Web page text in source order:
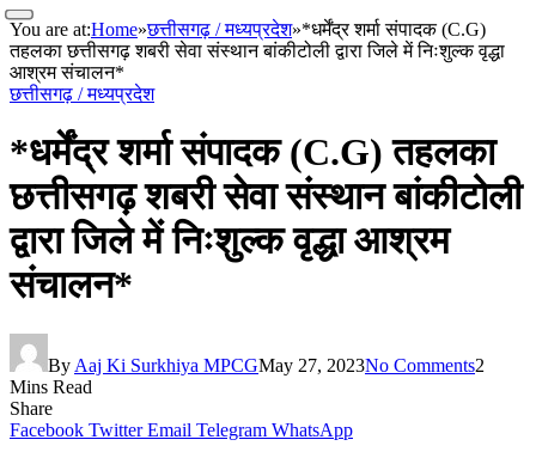
You are at:Home»छत्तीसगढ़ / मध्यप्रदेश»*धर्मेंद्र शर्मा संपादक (C.G)
तहलका छत्तीसगढ़ शबरी सेवा संस्थान बांकीटोली द्वारा जिले में निःशुल्क वृद्धा
आश्रम संचालन*
छत्तीसगढ़ / मध्यप्रदेश
*धर्मेंद्र शर्मा संपादक (C.G) तहलका
छत्तीसगढ़ शबरी सेवा संस्थान बांकीटोली
द्वारा जिले में निःशुल्क वृद्धा आश्रम
संचालन*
By Aaj Ki Surkhiya MPCGMay 27, 2023No Comments2
Mins Read
Share
Facebook Twitter Email Telegram WhatsApp